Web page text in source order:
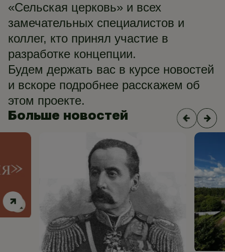
«Сельская церковь» и всех
замечательных специалистов и
коллег, кто принял участие в
разработке концепции.
Будем держать вас в курсе новостей
и вскоре подробнее расскажем об
этом проекте.
Больше новостей